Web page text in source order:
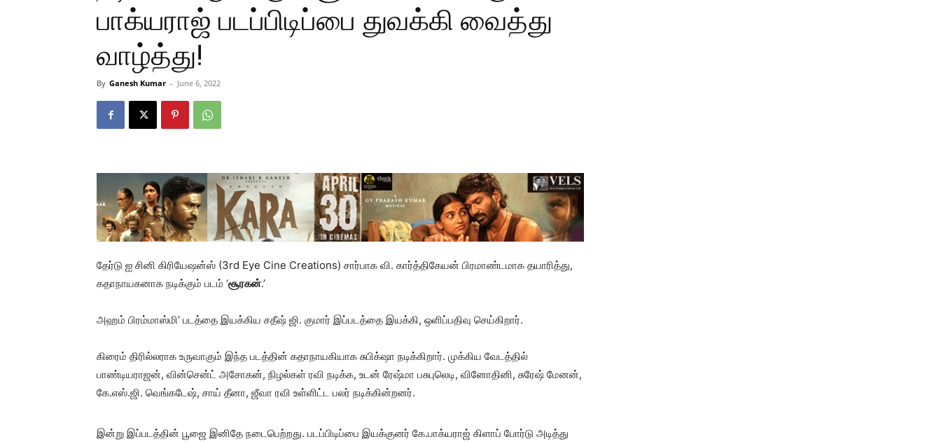
பாக்யராஜ் படப்பிடிப்பை துவக்கி வைத்து
வாழ்த்து!
By Ganesh Kumar - June 6, 2022
தேர்டு ஐ சினி கிரியேஷன்ஸ் (3rd Eye Cine Creations) சார்பாக வி. கார்த்திகேயன் பிரமாண்டமாக தயாரித்து,
கதாநாயகனாக நடிக்கும் படம் ‘சூரகன்.’
அஹம் பிரம்மாஸ்மி’ படத்தை இயக்கிய சதீஷ் ஜி. குமார் இப்படத்தை இயக்கி, ஒளிப்பதிவு செய்கிறார்.
கிரைம் திரில்லராக உருவாகும் இந்த படத்தின் கதாநாயகியாக சுபிக்‌ஷா நடிக்கிறார். முக்கிய வேடத்தில்
பாண்டியராஜன், வின்சென்ட் அசோகன், நிழல்கள் ரவி நடிக்க, உடன் ரேஷ்மா பசுபுலெடி, வினோதினி, சுரேஷ் மேனன்,
கே.எஸ்.ஜி. வெங்கடேஷ், சாய் தீனா, ஜீவா ரவி உள்ளிட்ட பலர் நடிக்கின்றனர்.
இன்று இப்படத்தின் பூஜை இனிதே நடைபெற்றது. படப்பிடிப்பை இயக்குனர் கே.பாக்யராஜ் கிளாப் போர்டு அடித்து